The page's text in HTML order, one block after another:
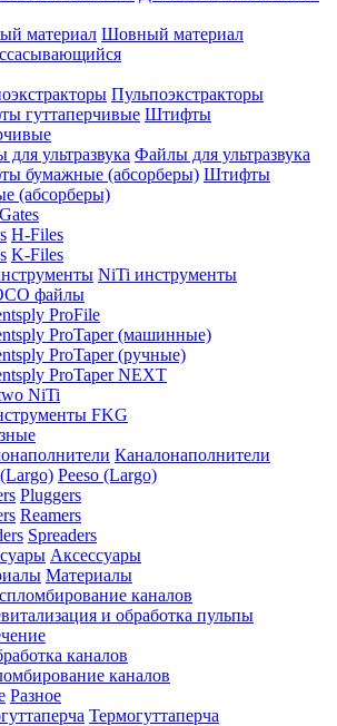
Шовный материал
Пульпоэкстракторы
Штифты
Файлы для ультразвука
Штифты
(абсорберы)
Gates
H-Files
K-Files
NiTi инструменты
файлы
ProFile
ProTaper (машинные)
ProTaper (ручные)
ProTaper NEXT
NiTi
FKG
Каналонаполнители
Peeso (Largo)
Pluggers
Reamers
Spreaders
Аксессуары
Материалы
каналов
и обработка пульпы
каналов
каналов
Разное
Термогуттаперча